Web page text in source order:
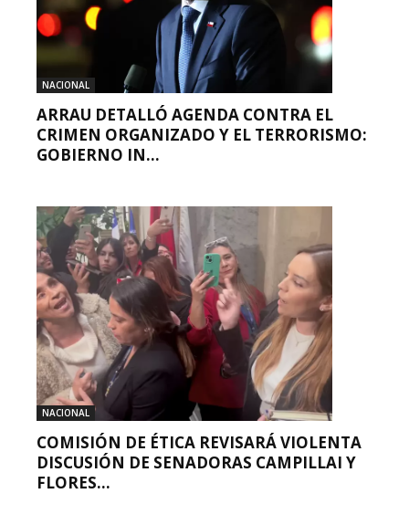
NACIONAL
ARRAU DETALLÓ AGENDA CONTRA EL
CRIMEN ORGANIZADO Y EL TERRORISMO:
GOBIERNO IN...
NACIONAL
COMISIÓN DE ÉTICA REVISARÁ VIOLENTA
DISCUSIÓN DE SENADORAS CAMPILLAI Y
FLORES...